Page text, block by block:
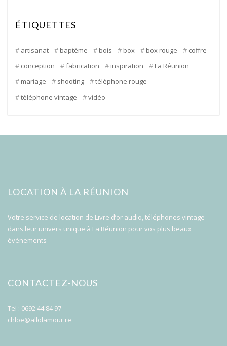
ÉTIQUETTES
artisanat baptême bois box box rouge
coffre
conception
fabrication inspiration
La Réunion
mariage
shooting
téléphone rouge
téléphone vintage
vidéo
LOCATION À LA RÉUNION
Votre service de location de Livre d’or audio, téléphones vintage
dans leur univers unique à La Réunion pour vos plus beaux
évènements
CONTACTEZ-NOUS
Tel : 0692 44 84 97
chloe@allolamour.re